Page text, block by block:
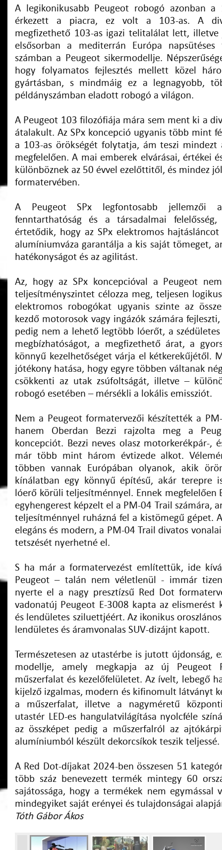
A legikonikusabb Peugeot robogó azonban a
érkezett a piacra, ez volt a 103-as. A
megfizethető 103-as igazi telitalálat lett,
elsősorban a mediterrán Európa
számban a Peugeot sikermodellje.
hogy folyamatos fejlesztés mellett közel
gyártásban, s mindmáig ez a legnagyobb,
példányszámban eladott robogó a világon.
A Peugeot 103 filozófiája mára sem ment ki a
átalakult. Az SPx koncepció ugyanis több mint
a 103-as örökségét folytatja, ám teszi mindezt
megfelelően. A mai emberek elvárásai, értékei
különböznek az 50 évvel ezelőttitől, és mindez
formatervében.
A Peugeot SPx legfontosabb jellemzői
fenntarthatóság és a társadalmai
értetődik, hogy az SPx elektromos
alumíniumváza garantálja a kis saját tömeget,
hatékonyságot és az agilitást.
Az, hogy az SPx koncepcióval a Peugeot
teljesítményszintet célozza meg, teljesen
elektromos robogókat ugyanis szinte az
kezdő motorosok vagy ingázók számára
pedig nem a lehető legtöbb lóerőt, a
megbízhatóságot, a megfizethető árat, a
könnyű kezelhetőséget várja el kétkerekűjétől.
jótékony hatása, hogy egyre többen váltanak
csökkenti az utak zsúfoltságát, illetve –
robogó esetében – mérsékli a lokális emissziót.
Nem a Peugeot formatervezői készítették a
hanem Oberdan Bezzi rajzolta meg a
koncepciót. Bezzi neves olasz motorkerékpár-,
már több mint három évtizede alkot.
többen vannak Európában olyanok, akik
kínálatban egy könnyű építésű, akár terepre
lóerő körüli teljesítménnyel. Ennek megfelelően
egyhengerest képzelt el a PM-04 Trail számára,
teljesítménnyel ruházná fel a kistömegű gépet.
elegáns és modern, a PM-04 Trail divatos
tetszését nyerhetné el.
S ha már a formatervezést említettük, ide
Peugeot – talán nem véletlenül - immár
nyerte el a nagy presztízsű Red Dot
vadonatúj Peugeot E-3008 kapta az elismerést
és lendületes sziluettjéért. Az ikonikus
lendületes és áramvonalas SUV-dizájnt kapott.
Természetesen az utastérbe is jutott újdonság,
modellje, amely megkapja az új Peugeot
műszerfalat és kezelőfelületet. Az ívelt, lebegő
kijelző izgalmas, modern és kifinomult látványt
a műszerfalat, illetve a nagyméretű
utastér LED-es hangulatvilágítása nyolcféle
az összképet pedig a műszerfalról az
alumíniumból készült dekorcsíkok teszik teljessé.
A Red Dot-díjakat 2024-ben összesen 51
több száz benevezett termék mintegy 60
sajátossága, hogy a termékek nem egymással
mindegyiket saját erényei és tulajdonságai
Tóth Gábor Ákos